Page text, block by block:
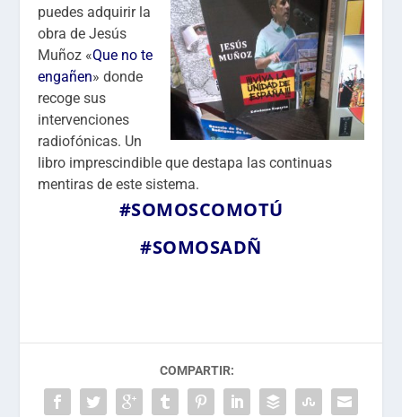
puedes adquirir la
obra de Jesús
Muñoz «Que no te
engañen» donde
recoge sus
intervenciones
radiofónicas. Un
libro imprescindible que destapa las continuas
mentiras de este sistema.
#SOMOSCOMOTÚ
#SOMOSADÑ
COMPARTIR: